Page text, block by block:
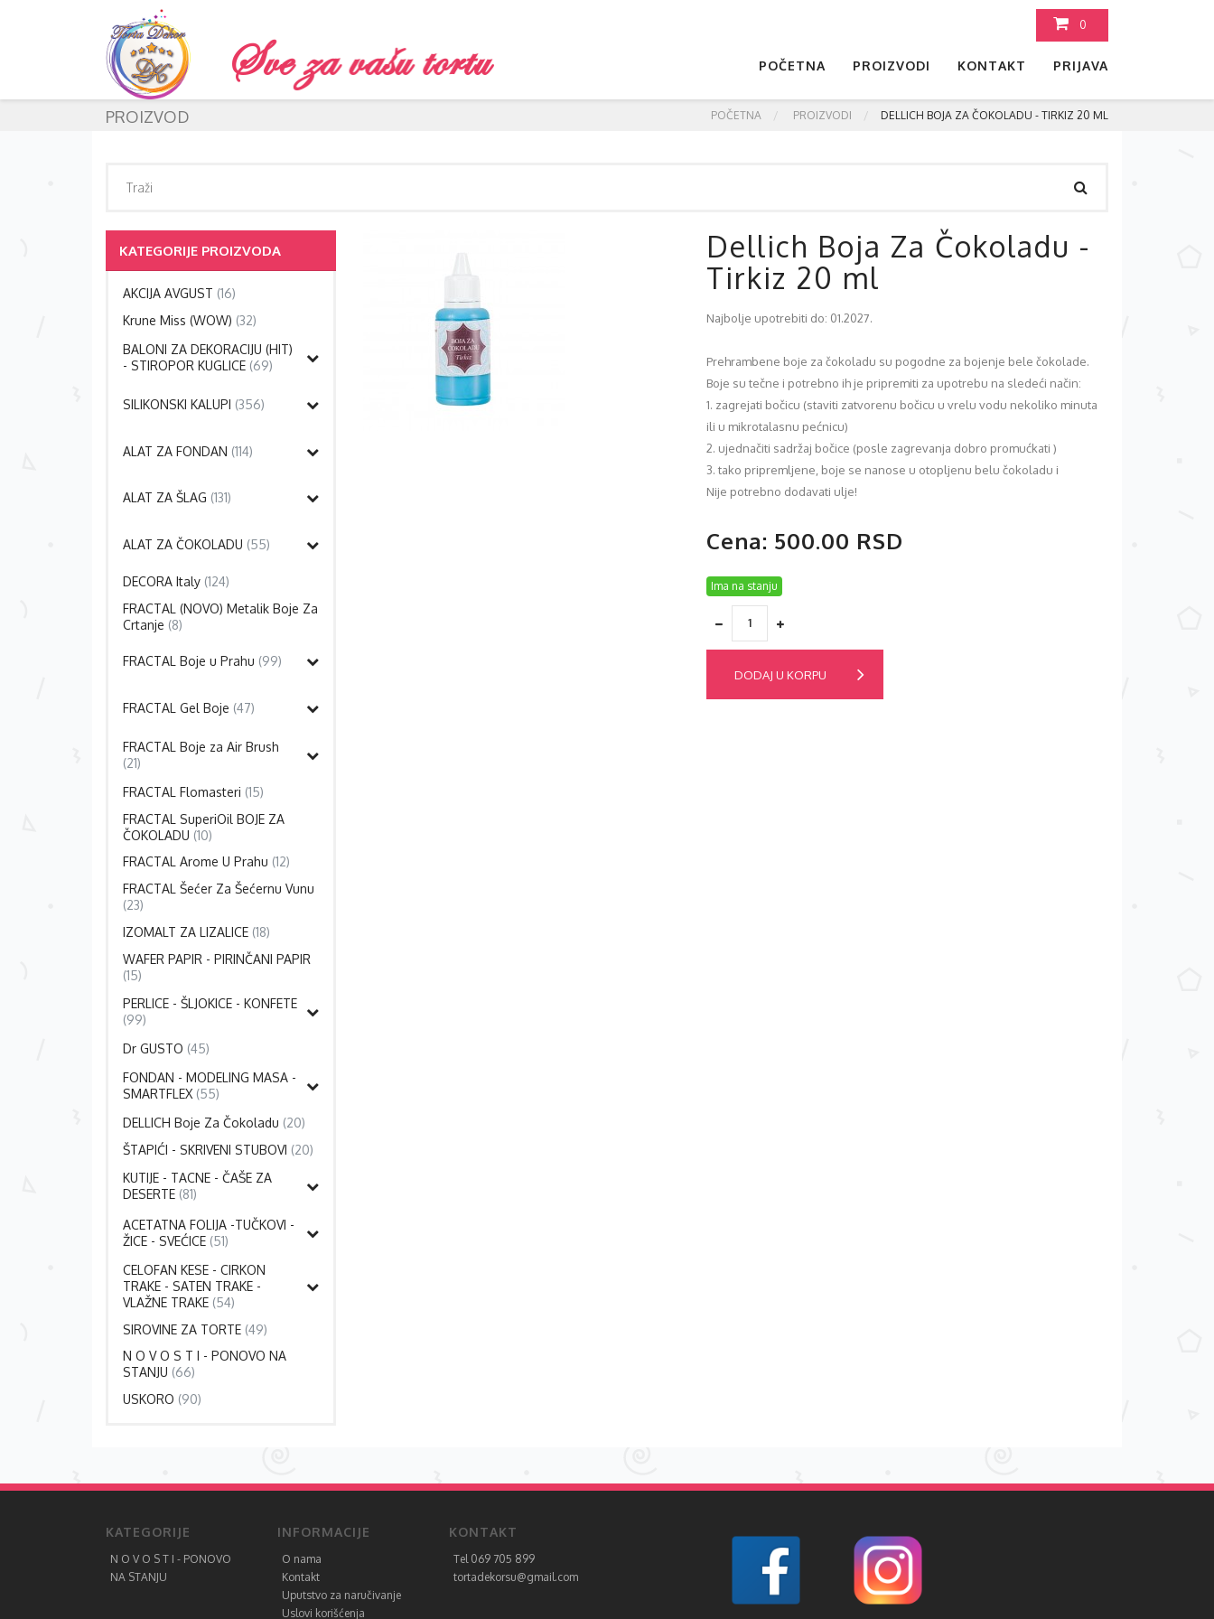
0
POČETNA PROIZVODI KONTAKT PRIJAVA
PROIZVOD POČETNA PROIZVODI DELLICH BOJA ZA ČOKOLADU - TIRKIZ 20 ML
KATEGORIJE PROIZVODA
AKCIJA AVGUST (16)
Krune Miss (WOW) (32)
BALONI ZA DEKORACIJU (HIT)
- STIROPOR KUGLICE (69)
SILIKONSKI KALUPI (356)
ALAT ZA FONDAN (114)
ALAT ZA ŠLAG (131)
ALAT ZA ČOKOLADU (55)
DECORA Italy (124)
FRACTAL (NOVO) Metalik Boje Za
Crtanje (8)
FRACTAL Boje u Prahu (99)
FRACTAL Gel Boje (47)
FRACTAL Boje za Air Brush
(21)
FRACTAL Flomasteri (15)
FRACTAL SuperiOil BOJE ZA
ČOKOLADU (10)
FRACTAL Arome U Prahu (12)
FRACTAL Šećer Za Šećernu Vunu
(23)
IZOMALT ZA LIZALICE (18)
WAFER PAPIR - PIRINČANI PAPIR
(15)
PERLICE - ŠLJOKICE - KONFETE
(99)
Dr GUSTO (45)
FONDAN - MODELING MASA -
SMARTFLEX (55)
DELLICH Boje Za Čokoladu (20)
ŠTAPIĆI - SKRIVENI STUBOVI (20)
KUTIJE - TACNE - ČAŠE ZA
DESERTE (81)
ACETATNA FOLIJA -TUČKOVI -
ŽICE - SVEĆICE (51)
CELOFAN KESE - CIRKON
TRAKE - SATEN TRAKE -
VLAŽNE TRAKE (54)
SIROVINE ZA TORTE (49)
N O V O S T I - PONOVO NA
STANJU (66)
USKORO (90)
Dellich Boja Za Čokoladu -
Tirkiz 20 ml
Najbolje upotrebiti do: 01.2027.
Prehrambene boje za čokoladu su pogodne za bojenje bele čokolade.
Boje su tečne i potrebno ih je pripremiti za upotrebu na sledeći način:
1. zagrejati bočicu (staviti zatvorenu bočicu u vrelu vodu nekoliko minuta
ili u mikrotalasnu pećnicu)
2. ujednačiti sadržaj bočice (posle zagrevanja dobro promućkati )
3. tako pripremljene, boje se nanose u otopljenu belu čokoladu i
Nije potrebno dodavati ulje!
Cena: 500.00 RSD
Ima na stanju
DODAJ U KORPU
KATEGORIJE
N O V O S T I - PONOVO
NA STANJU
INFORMACIJE
O nama
Kontakt
Uputstvo za naručivanje
Uslovi korišćenja
KONTAKT
Tel 069 705 899
tortadekorsu@gmail.com